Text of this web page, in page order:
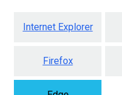
Internet Explorer
Firefox